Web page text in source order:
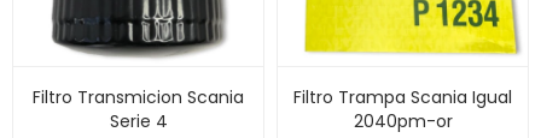
Filtro Transmicion Scania
Serie 4
Filtro Trampa Scania Igual
2040pm-or